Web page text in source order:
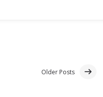
Older Posts